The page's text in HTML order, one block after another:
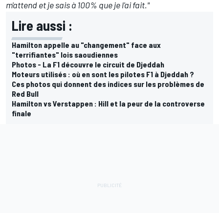
m'attend et je sais à 100% que je l'ai fait."
Lire aussi :
Hamilton appelle au "changement" face aux
"terrifiantes" lois saoudiennes
Photos - La F1 découvre le circuit de Djeddah
Moteurs utilisés : où en sont les pilotes F1 à Djeddah ?
Ces photos qui donnent des indices sur les problèmes de
Red Bull
Hamilton vs Verstappen : Hill et la peur de la controverse
finale